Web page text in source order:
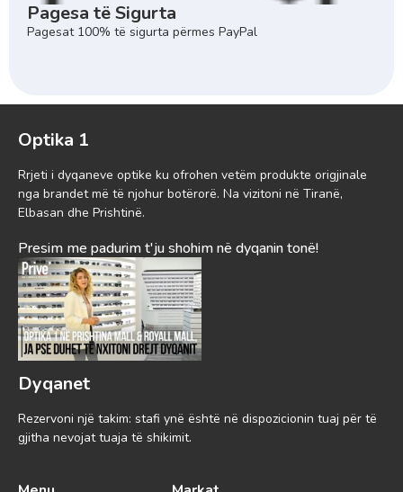
Pagesa të Sigurta
Pagesat 100% të sigurta përmes PayPal
Optika 1
Rrjeti i dyqaneve optike ku ofrohen vetëm produkte origjinale
nga brandet më të njohur botërorë. Na vizitoni në Tiranë,
Elbasan dhe Prishtinë.
Presim me padurim t'ju shohim në dyqanin tonë!
Dyqanet
Rezervoni një takim: stafi ynë është në dispozicionin tuaj për të
gjitha nevojat tuaja të shikimit.